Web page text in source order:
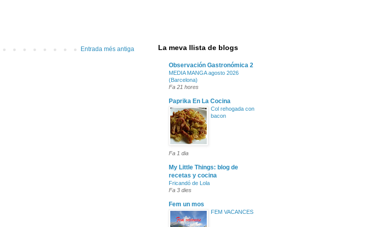
Entrada més antiga La meva llista de blogs
Observación Gastronómica 2
MEDIA MANGA agosto 2026
(Barcelona)
Fa 21 hores
Paprika En La Cocina
Col rehogada con
bacon
Fa 1 dia
My Little Things: blog de
recetas y cocina
Fricandó de Lola
Fa 3 dies
Fem un mos
FEM VACANCES